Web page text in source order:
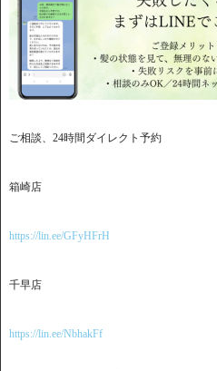
ご相談、24時間ダイレクト予約
箱崎店
https://lin.ee/GFyHFrH
千早店
https://lin.ee/NbhakFf